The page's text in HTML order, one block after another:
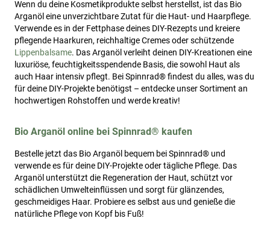
Wenn du deine Kosmetikprodukte selbst herstellst, ist das Bio
Arganöl eine unverzichtbare Zutat für die Haut- und Haarpflege.
Verwende es in der Fettphase deines DIY-Rezepts und kreiere
pflegende Haarkuren, reichhaltige Cremes oder schützende
Lippenbalsame. Das Arganöl verleiht deinen DIY-Kreationen eine
luxuriöse, feuchtigkeitsspendende Basis, die sowohl Haut als
auch Haar intensiv pflegt. Bei Spinnrad® findest du alles, was du
für deine DIY-Projekte benötigst – entdecke unser Sortiment an
hochwertigen Rohstoffen und werde kreativ!
Bio Arganöl online bei Spinnrad® kaufen
Bestelle jetzt das Bio Arganöl bequem bei Spinnrad® und
verwende es für deine DIY-Projekte oder tägliche Pflege. Das
Arganöl unterstützt die Regeneration der Haut, schützt vor
schädlichen Umwelteinflüssen und sorgt für glänzendes,
geschmeidiges Haar. Probiere es selbst aus und genieße die
natürliche Pflege von Kopf bis Fuß!